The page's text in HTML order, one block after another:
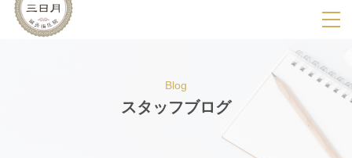
SPメニ
ー
展
用
Blog
スタッフブログ